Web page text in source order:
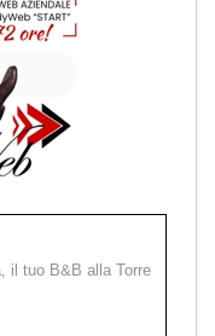
il tuo B&B alla Torre